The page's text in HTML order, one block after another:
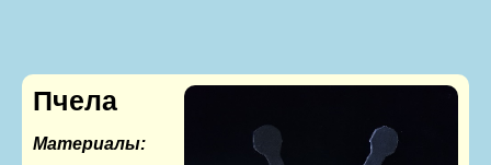
Пчела
Материалы: